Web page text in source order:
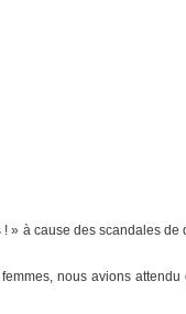
» à cause des scandales
nous avions